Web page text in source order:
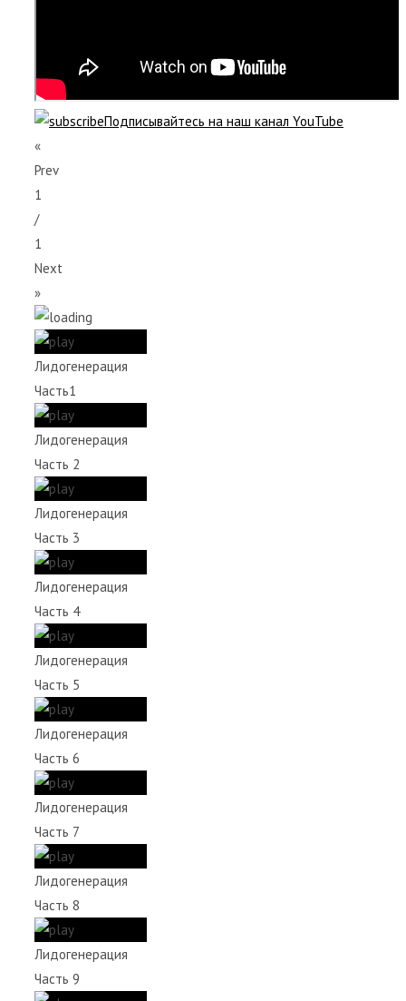
Подписывайтесь на наш канал YouTube
«
Prev
1
/
1
Next
»
Лидогенерация
Часть1
Лидогенерация
Часть 2
Лидогенерация
Часть 3
Лидогенерация
Часть 4
Лидогенерация
Часть 5
Лидогенерация
Часть 6
Лидогенерация
Часть 7
Лидогенерация
Часть 8
Лидогенерация
Часть 9